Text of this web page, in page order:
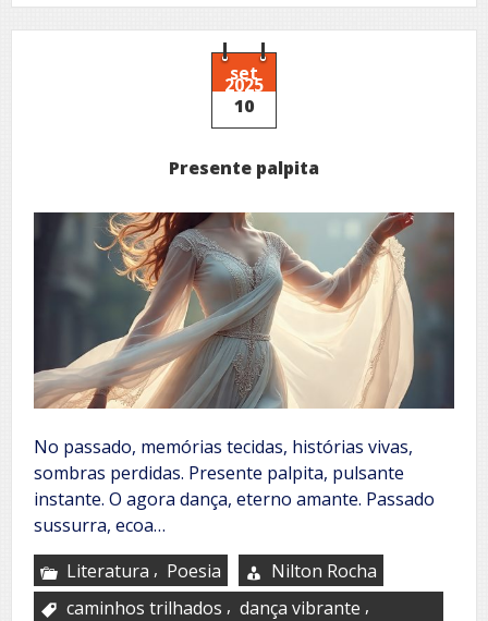
do
amor
set
2025
10
Presente palpita
No passado, memórias tecidas, histórias vivas,
sombras perdidas. Presente palpita, pulsante
instante. O agora dança, eterno amante. Passado
sussurra, ecoa…
Literatura , Poesia
Nilton Rocha
caminhos trilhados , dança vibrante ,